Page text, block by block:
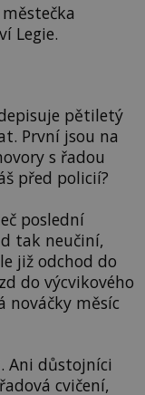
Legie.
pětiletý
První jsou na
s řadou
před policií?
poslední
tak neučiní,
již odchod do
do výcvikového
nováčky měsíc
Ani důstojníci
cvičení,